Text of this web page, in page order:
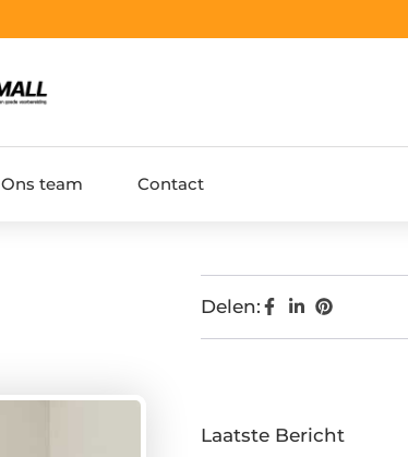
Ons team Contact
Delen:
Laatste Bericht